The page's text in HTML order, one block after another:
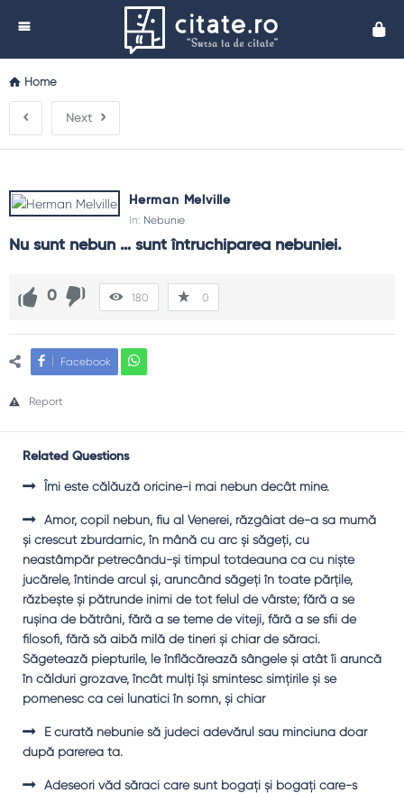
Home
Next
Herman Melville
In: Nebunie
Nu sunt nebun … sunt întruchiparea nebuniei.
0 180 0
Facebook
Report
Related Questions
Îmi este călăuză oricine-i mai nebun decât mine.
Amor, copil nebun, fiu al Venerei, răzgâiat de-a sa mumă
şi crescut zburdarnic, în mână cu arc şi săgeţi, cu
neastâmpăr petrecându-şi timpul totdeauna ca cu nişte
jucărele, întinde arcul şi, aruncând săgeţi în toate părţile,
răzbeşte şi pătrunde inimi de tot felul de vârste; fără a se
ruşina de bătrâni, fără a se teme de viteji, fără a se sfii de
filosofi, fără să aibă milă de tineri şi chiar de săraci.
Săgetează piepturile, le înflăcărează sângele şi atât îi aruncă
în călduri grozave, încât mulţi îşi smintesc simţirile şi se
pomenesc ca cei lunatici în somn, şi chiar
E curată nebunie să judeci adevărul sau minciuna doar
după parerea ta.
Adeseori văd săraci care sunt bogaţi şi bogaţi care-s